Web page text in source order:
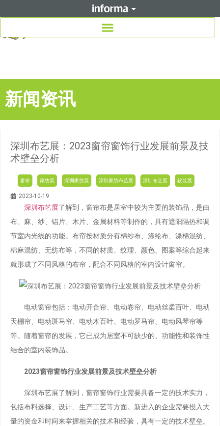
新闻资讯
深圳布艺展：2023窗帘窗饰行业发展前景及技
术壁垒分析
窗帘 家纺展 深圳家纺展 深圳家纺布艺展 深圳布艺展 软装展
2023-10-19
深圳布艺展了解到，窗帘布是居室中较为主要的装饰品，是由
布、麻、纱、铝片、木片、金属材料等制作的，具有遮阳隔热和调
节室内光线的功能。布帘按材质分有棉纱布、涤纶布、涤棉混纺、
棉麻混纺、无纺布等，不同的材质、纹理、颜色、图案等综合起来
就形成了不同风格的布帘，配合不同风格的室内设计窗帘。
电动窗帘包括：电动开合帘、电动卷帘、电动丝柔百叶、电动
天棚帘、电动斑马帘、电动木百叶、电动罗马帘、电动风琴帘等
等。随着窗帘的发展，它已成为居室不可缺少的、功能性和装饰性
结合的室内装饰品。
2023窗帘窗饰行业发展前景及技术壁垒分析
深圳布艺展了解到，窗帘窗饰行业需要具备一定的技术实力，
包括布料选择、设计、生产工艺等方面。新进入的企业需要投入大
量的资金和时间来掌握相关的技术和经验，具有一定的技术壁垒。